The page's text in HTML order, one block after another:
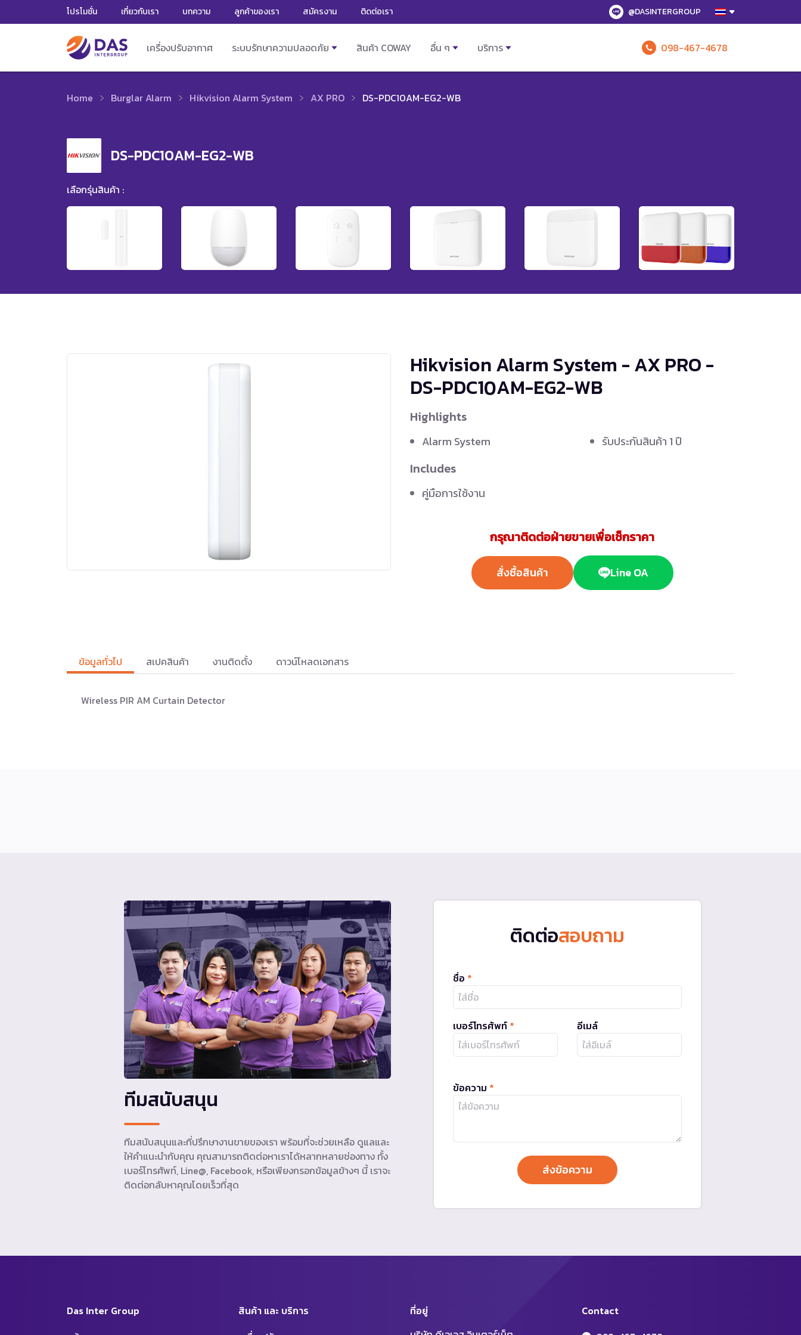
โปรโมชั่น เกี่ยวกับเรา บทความ ลูกค้าของเรา สมัครงาน ติดต่อเรา @DASINTERGROUP
เครื่องปรับอากาศ ระบบรักษาความปลอดภัย สินค้า COWAY อื่น ๆ บริการ 098-467-4678
Home Burglar Alarm Hikvision Alarm System AX PRO DS-PDC10AM-EG2-WB
DS-PDC10AM-EG2-WB
เลือกรุ่นสินค้า :
Hikvision Alarm System - AX PRO -
DS-PDC10AM-EG2-WB
Highlights
Alarm System รับประกันสินค้า 1 ปี
Includes
คู่มือการใช้งาน
กรุณาติดต่อฝ่ายขายเพื่อเช็กราคา
สั่งซื้อสินค้า Line OA
ข้อมูลทั่วไป สเปคสินค้า งานติดตั้ง ดาวน์โหลดเอกสาร
Wireless PIR AM Curtain Detector
ติดต่อสอบถาม
ชื่อ *
เบอร์โทรศัพท์ * อีเมล์
ข้อความ *
ทีมสนับสนุน
ทีมสนับสนุนและที่ปรึกษางานขายของเรา พร้อมที่จะช่วยเหลือ ดูแลและ
ให้คำแนะนำกับคุณ คุณสามารถติดต่อหาเราได้หลากหลายช่องทาง ทั้ง
เบอร์โทรศัพท์, Line@, Facebook, หรือเพียงกรอกข้อมูลข้างๆ นี้ เราจะ
ติดต่อกลับหาคุณโดยเร็วที่สุด
Das Inter Group
สินค้า และ บริการ
Contact
ที่อยู่